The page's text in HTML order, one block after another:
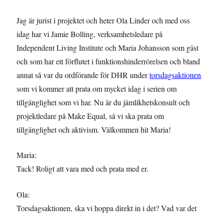
Jag är jurist i projektet och heter Ola Linder och med oss
idag har vi Jamie Bolling, verksamhetsledare på
Independent Living Institute och Maria Johansson som gäst
och som har ett förflutet i funktionshinderrörelsen och bland
annat så var du ordförande för DHR undertorsdagsaktionen
som vi kommer att prata om mycket idag i serien om
tillgänglighet som vi har. Nu är du jämlikhetskonsult och
projektledare på Make Equal, så vi ska prata om
tillgänglighet och aktivism. Välkommen hit Maria!
Maria:
Tack! Roligt att vara med och prata med er.
Ola:
Torsdagsaktionen, ska vi hoppa direkt in i det? Vad var det